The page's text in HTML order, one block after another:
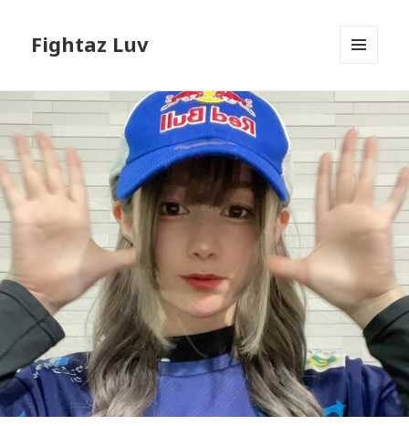
Fightaz Luv
ーとウ
ィジェ